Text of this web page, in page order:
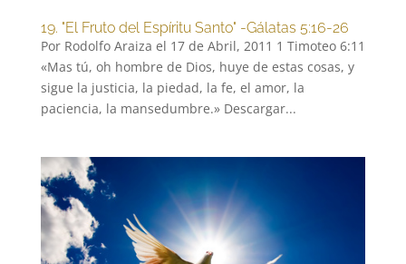
19. "El Fruto del Espíritu Santo" -Gálatas 5:16-26
Por Rodolfo Araiza el 17 de Abril, 2011 1 Timoteo 6:11
«Mas tú, oh hombre de Dios, huye de estas cosas, y
sigue la justicia, la piedad, la fe, el amor, la
paciencia, la mansedumbre.» Descargar...